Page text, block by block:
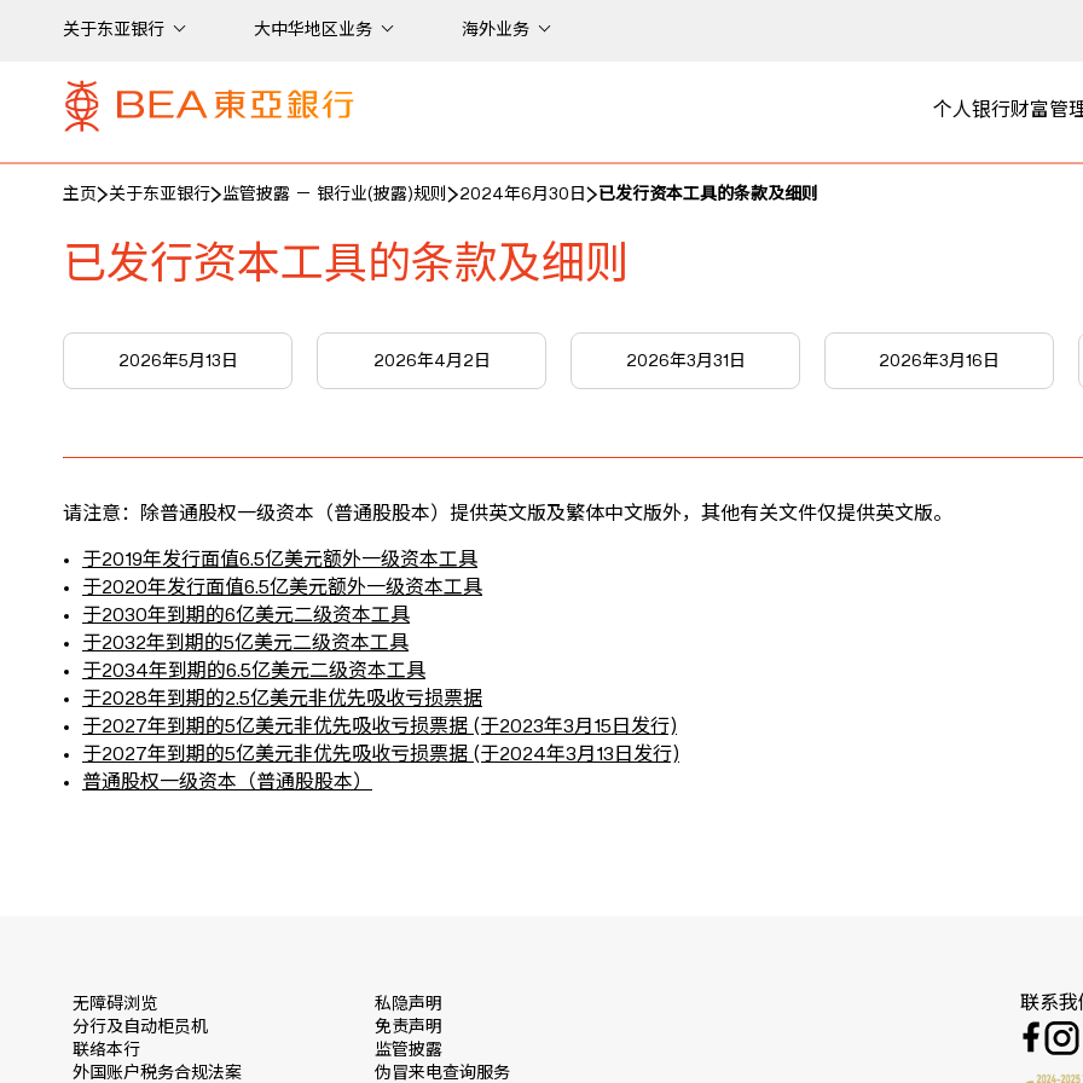
关于东亚银行 大中华地区业务 海外业务
个人银行财富管
主页 关于东亚银行 监管披露 － 银行业(披露)规则 2024年6月30日 已发行资本工具的条款及细则
已发行资本工具的条款及细则
2026年5月13日 2026年4月2日 2026年3月31日 2026年3月16日
请注意：除普通股权一级资本（普通股股本）提供英文版及繁体中文版外，其他有关文件仅提供英文版。
于2019年发行面值6.5亿美元额外一级资本工具
于2020年发行面值6.5亿美元额外一级资本工具
于2030年到期的6亿美元二级资本工具
于2032年到期的5亿美元二级资本工具
于2034年到期的6.5亿美元二级资本工具
于2028年到期的2.5亿美元非优先吸收亏损票据
于2027年到期的5亿美元非优先吸收亏损票据 (于2023年3月15日发行)
于2027年到期的5亿美元非优先吸收亏损票据 (于2024年3月13日发行)
普通股权一级资本（普通股股本）
无障碍浏览
分行及自动柜员机
联络本行
外国账户税务合规法案
私隐声明
免责声明
监管披露
伪冒来电查询服务
联系我